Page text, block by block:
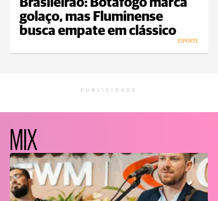
Brasileirão: Botafogo marca
golaço, mas Fluminense
busca empate em clássico
ESPORTE
PUBLICIDADE
MIX